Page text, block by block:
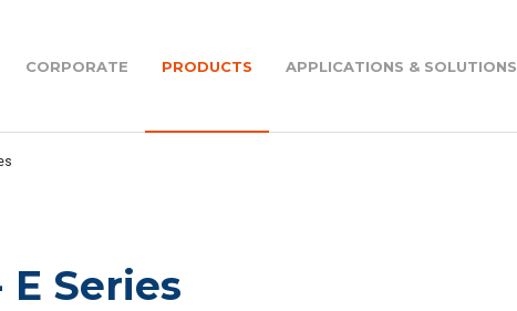
CORPORATE
Our subsidiaries around the world
PRODUCTS APPLICATIONS & SOLUTIONS
Series